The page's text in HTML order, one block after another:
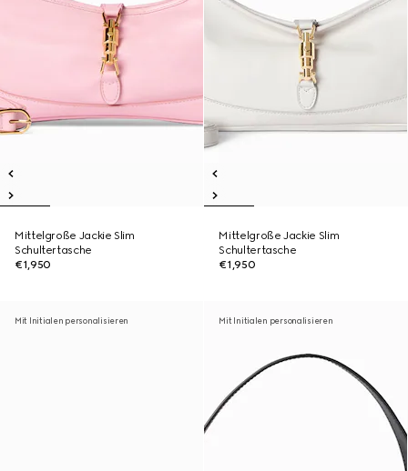
Mittelgroße Jackie Slim
Schultertasche
€1,950
Mittelgroße Jackie Slim
Schultertasche
€1,950
Mit Initialen personalisieren Mit Initialen personalisieren